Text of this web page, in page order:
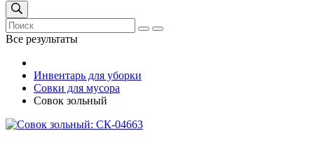
Все результаты
Инвентарь для уборки
Совки для мусора
Совок зольный